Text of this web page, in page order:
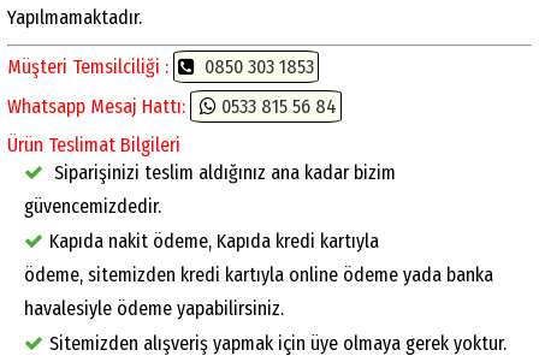
Yapılmamaktadır.
Müşteri Temsilciliği :
0850 303 1853
Whatsapp Mesaj Hattı:
0533 815 56 84
Ürün Teslimat Bilgileri
Siparişinizi teslim aldığınız ana kadar bizim
güvencemizdedir.
Kapıda nakit ödeme, Kapıda kredi kartıyla
ödeme, sitemizden kredi kartıyla online ödeme yada banka
havalesiyle ödeme yapabilirsiniz.
Sitemizden alışveriş yapmak için üye olmaya gerek yoktur.